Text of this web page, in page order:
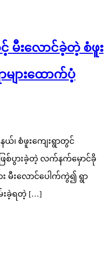
မီးလောင်ခဲ့တဲ့ စံဖူး
များထောက်ပံ့
ယ်၊ စံဖူးကျေးရွာတွင်
ြစ်ပွားခဲ့တဲ့ လက်နက်မှောင်ခို
ား မီးလောင်ပေါက်ကွဲ၍ ရွာ
းခဲ့ရတဲ့ […]